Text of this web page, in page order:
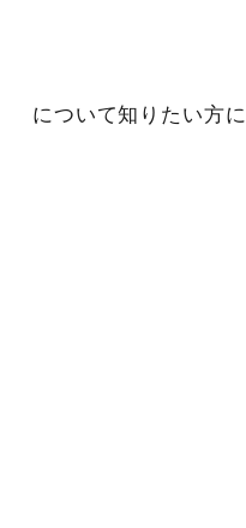
について知りたい方